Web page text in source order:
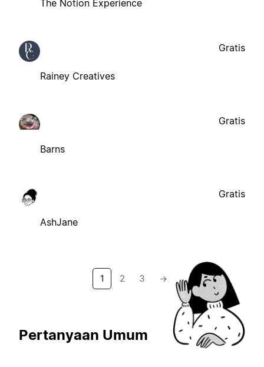
The Notion Experience
Rainey Creatives
Gratis
Barns
Gratis
AshJane
Gratis
1 2 3 →
Pertanyaan Umum